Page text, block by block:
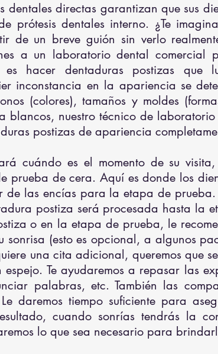
dentales directas garantizan que sus
prótesis dentales interno. ¿Te
de un breve guión sin verlo
a un laboratorio dental
es hacer dentaduras postizas que
inconstancia en la apariencia se
(colores), tamaños y moldes
blancos, nuestro técnico de
postizas de apariencia
cuándo es el momento de su
prueba de cera. Aquí es donde los
las encías para la etapa de prueba.
postiza será procesada hasta la
o en la etapa de prueba, le
(esto es opcional, a algunos
una cita adicional, queremos que
Te ayudaremos a repasar las
palabras, etc. También las
daremos tiempo suficiente para
cuando sonrías tendrás la
lo que sea necesario para